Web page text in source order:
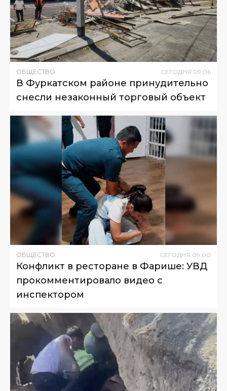
ОБЩЕСТВО СЕГОДНЯ 09:06
В Фуркатском районе принудительно
снесли незаконный торговый объект
ОБЩЕСТВО СЕГОДНЯ 09:00
Конфликт в ресторане в Фарише: УВД
прокомментировало видео с
инспектором